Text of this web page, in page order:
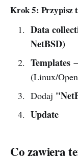
Krok 5: Przypisz
Data
NetBSD)
Templates→
(Linux/
Dodaj
Update
Co zawiera